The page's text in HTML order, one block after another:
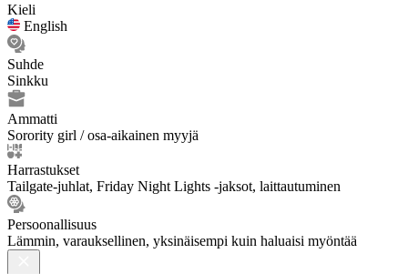
Kieli
English
Suhde
Sinkku
Ammatti
Sorority girl / osa-aikainen myyjä
Harrastukset
Tailgate-juhlat, Friday Night Lights -jaksot, laittautuminen
Persoonallisuus
Lämmin, varauksellinen, yksinäisempi kuin haluaisi myöntää